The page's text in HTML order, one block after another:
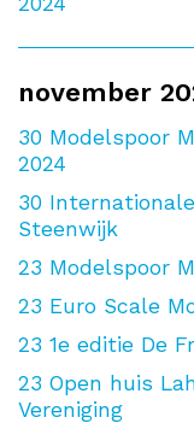
november
30 Modelspoor
2024
30
Steenwijk
23 Modelspoor
23 Euro Scale
23 1e editie De
23 Open huis
Vereniging